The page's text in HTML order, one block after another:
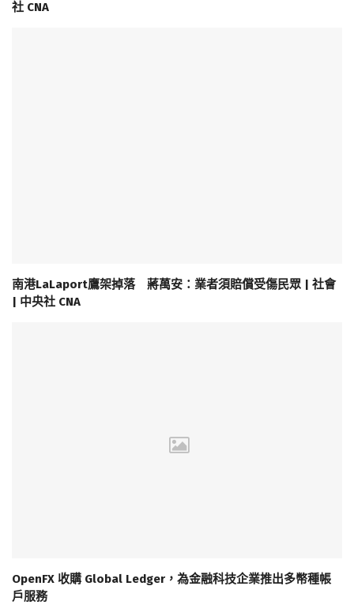
社 CNA
南港LaLaport鷹架掉落 蔣萬安：業者須賠償受傷民眾 | 社會
| 中央社 CNA
OpenFX 收購 Global Ledger，為金融科技企業推出多幣種帳
戶服務